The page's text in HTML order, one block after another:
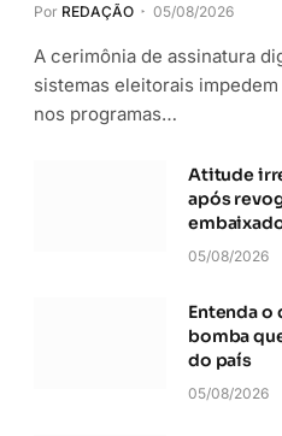
Por REDAÇÃO 05/08/2026
A cerimônia de assinatura
sistemas eleitorais
nos programas…
Atitude
após
05/08/2026
Entenda o
bomba
do país
05/08/2026